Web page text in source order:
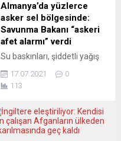
Almanya’da yüzlerce
asker sel bölgesinde:
Savunma Bakanı “askeri
afet alarmı” verdi
Su baskınları, şiddetli yağış
ortalık adeta mahşer yerine
döndü. Ölü sayısının en az
Savunma Bakanlığı afet
bölgesine yaklaşık 900 asker
17.07.2021
0
113